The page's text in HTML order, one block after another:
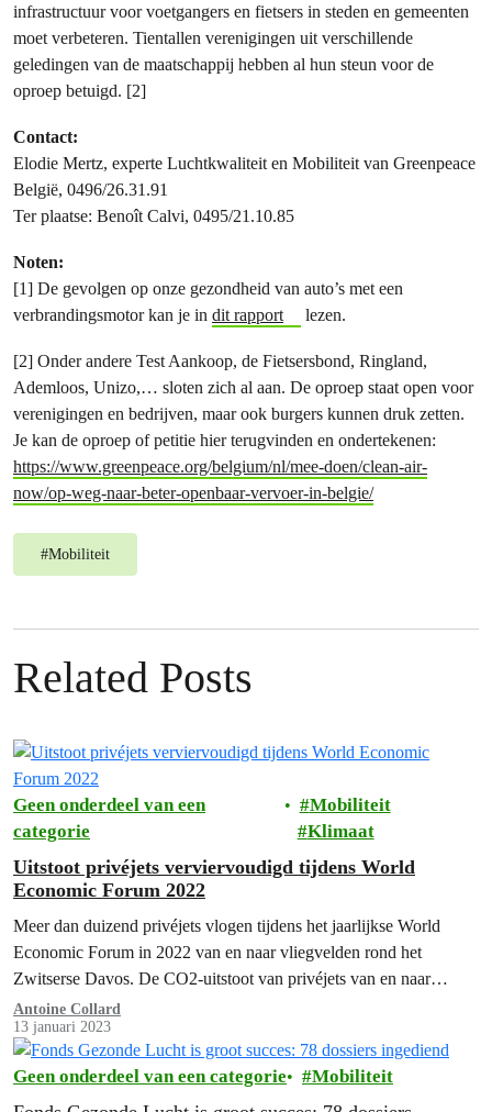
infrastructuur voor voetgangers en fietsers in steden en gemeenten
moet verbeteren. Tientallen verenigingen uit verschillende
geledingen van de maatschappij hebben al hun steun voor de
oproep betuigd. [2]
Contact:
Elodie Mertz, experte Luchtkwaliteit en Mobiliteit van Greenpeace
België, 0496/26.31.91
Ter plaatse: Benoît Calvi, 0495/21.10.85
Noten:
[1] De gevolgen op onze gezondheid van auto’s met een
verbrandingsmotor kan je in dit rapport lezen.
[2] Onder andere Test Aankoop, de Fietsersbond, Ringland,
Ademloos, Unizo,… sloten zich al aan. De oproep staat open voor
verenigingen en bedrijven, maar ook burgers kunnen druk zetten.
Je kan de oproep of petitie hier terugvinden en ondertekenen:
https://www.greenpeace.org/belgium/nl/mee-doen/clean-air-
now/op-weg-naar-beter-openbaar-vervoer-in-belgie/
#Mobiliteit
Related Posts
Geen onderdeel van een
categorie
Mobiliteit
Klimaat
Uitstoot privéjets verviervoudigd tijdens World
Economic Forum 2022
Meer dan duizend privéjets vlogen tijdens het jaarlijkse World
Economic Forum in 2022 van en naar vliegvelden rond het
Zwitserse Davos. De CO2-uitstoot van privéjets van en naar
Davos lag…
Antoine Collard
13 januari 2023
Geen onderdeel van een categorie Mobiliteit